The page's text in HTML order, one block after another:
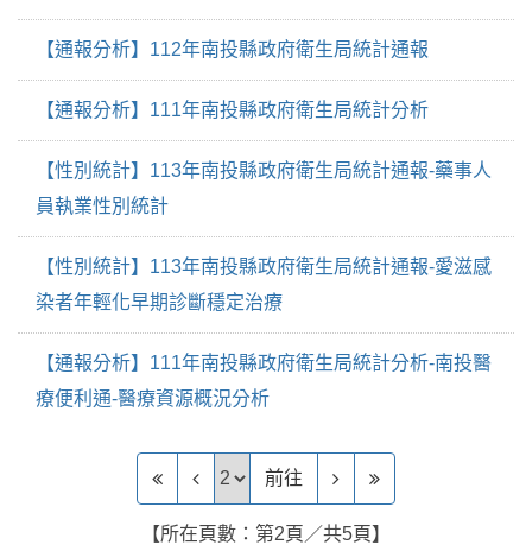
【通報分析】112年南投縣政府衛生局統計通報
【通報分析】111年南投縣政府衛生局統計分析
【性別統計】113年南投縣政府衛生局統計通報-藥事人
員執業性別統計
【性別統計】113年南投縣政府衛生局統計通報-愛滋感
染者年輕化早期診斷穩定治療
【通報分析】111年南投縣政府衛生局統計分析-南投醫
療便利通-醫療資源概況分析
前往頁前往
【所在頁數：第2頁／共5頁】